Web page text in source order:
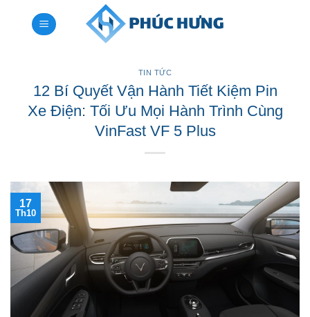
TIN TỨC
12 Bí Quyết Vận Hành Tiết Kiệm Pin
Xe Điện: Tối Ưu Mọi Hành Trình Cùng
VinFast VF 5 Plus
17
Th10